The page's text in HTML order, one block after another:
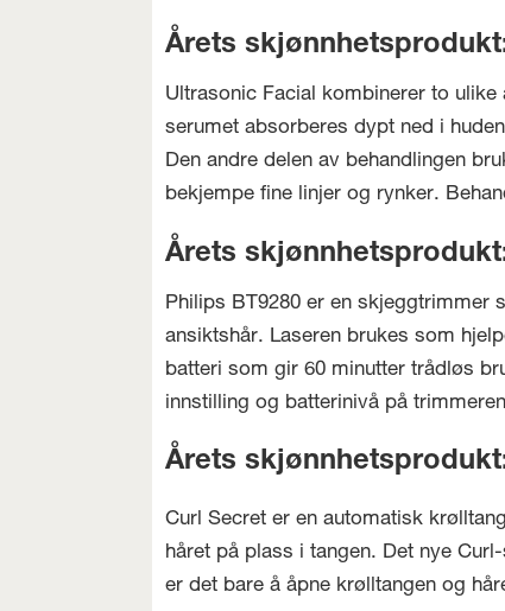
Årets
Ultrasonic Facial kombinerer to
serumet absorberes dypt ned i
Den andre delen av behandlingen
bekjempe fine linjer og rynker.
Årets
Philips BT9280 er en skjeggtrimmer
ansiktshår. Laseren brukes som
batteri som gir 60 minutter trådløs
innstilling og batterinivå på
Årets
Curl Secret er en automatisk
håret på plass i tangen. Det nye
er det bare å åpne krølltangen og